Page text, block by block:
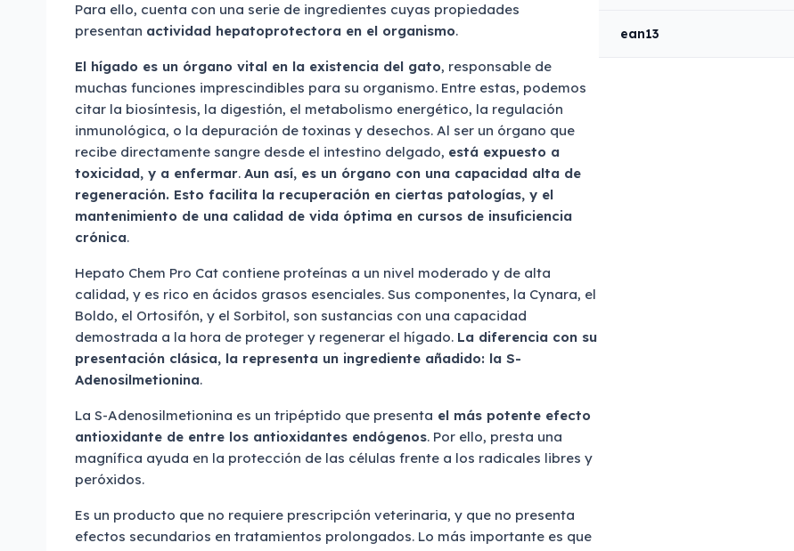
Para ello, cuenta con una serie de ingredientes cuyas propiedades
presentan actividad hepatoprotectora en el organismo.
El hígado es un órgano vital en la existencia del gato, responsable de
muchas funciones imprescindibles para su organismo. Entre estas, podemos
citar la biosíntesis, la digestión, el metabolismo energético, la regulación
inmunológica, o la depuración de toxinas y desechos. Al ser un órgano que
recibe directamente sangre desde el intestino delgado, está expuesto a
toxicidad, y a enfermar. Aun así, es un órgano con una capacidad alta de
regeneración. Esto facilita la recuperación en ciertas patologías, y el
mantenimiento de una calidad de vida óptima en cursos de insuficiencia
crónica.
Hepato Chem Pro Cat contiene proteínas a un nivel moderado y de alta
calidad, y es rico en ácidos grasos esenciales. Sus componentes, la Cynara, el
Boldo, el Ortosifón, y el Sorbitol, son sustancias con una capacidad
demostrada a la hora de proteger y regenerar el hígado. La diferencia con su
presentación clásica, la representa un ingrediente añadido: la S-
Adenosilmetionina.
La S-Adenosilmetionina es un tripéptido que presenta el más potente efecto
antioxidante de entre los antioxidantes endógenos. Por ello, presta una
magnífica ayuda en la protección de las células frente a los radicales libres y
peróxidos.
Es un producto que no requiere prescripción veterinaria, y que no presenta
efectos secundarios en tratamientos prolongados. Lo más importante es que
ean13